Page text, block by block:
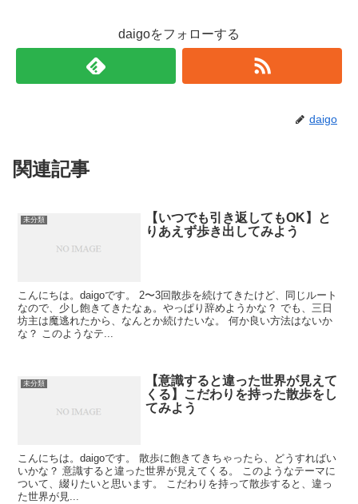
daigoをフォローする
daigo
関連記事
未分類
【いつでも引き返してもOK】と
りあえず歩き出してみよう
こんにちは。daigoです。 2〜3回散歩を続けてきたけど、同じルート
なので、少し飽きてきたなぁ。やっぱり辞めようかな？ でも、三日
坊主は魔逃れたから、なんとか続けたいな。 何か良い方法はないか
な？ このようなテ...
未分類
【意識すると違った世界が見えて
くる】こだわりを持った散歩をし
てみよう
こんにちは。daigoです。 散歩に飽きてきちゃったら、どうすればい
いかな？ 意識すると違った世界が見えてくる。 このようなテーマに
ついて、綴りたいと思います。 こだわりを持って散歩すると、違っ
た世界が見...